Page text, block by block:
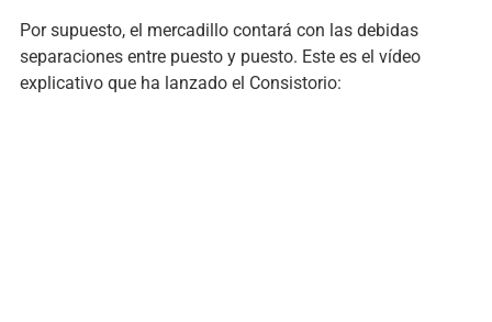
Por supuesto, el mercadillo contará con las debidas
separaciones entre puesto y puesto. Este es el vídeo
explicativo que ha lanzado el Consistorio: